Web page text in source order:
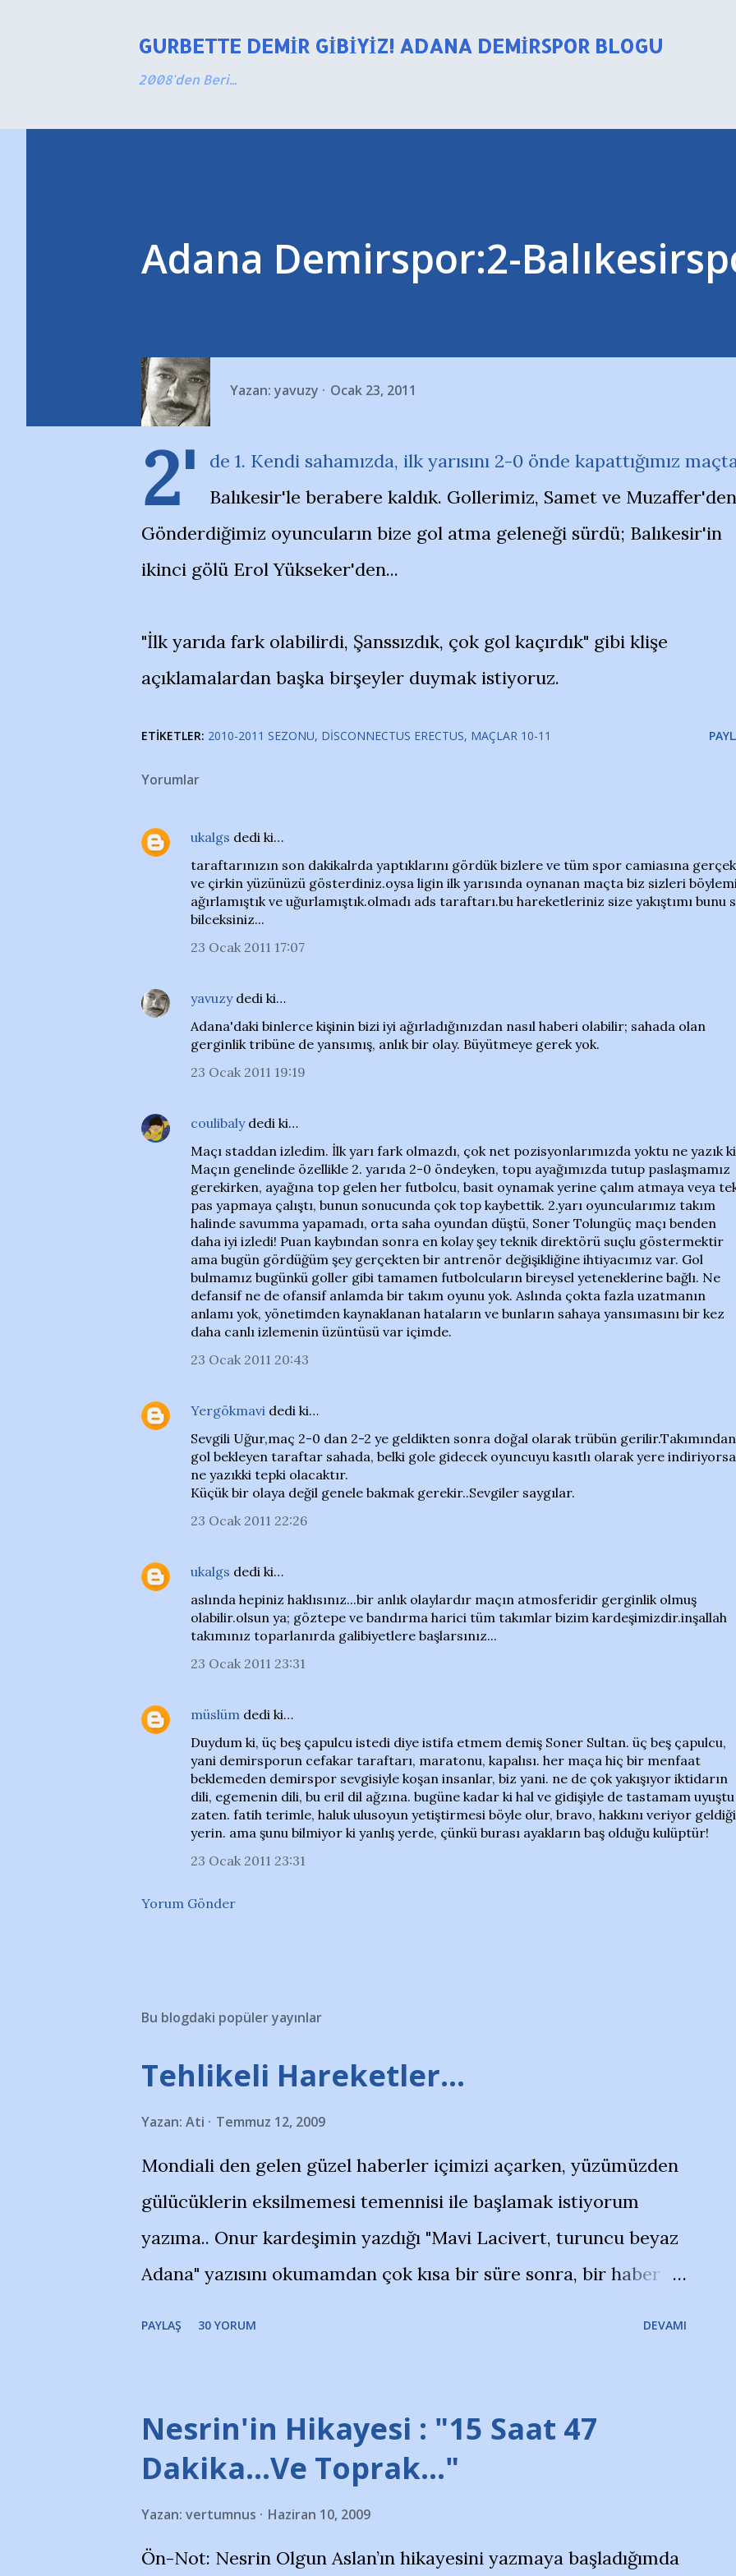
GURBETTE DEMIR GIBIYIZ! ADANA DEMIRSPOR BLOGU
2008'den Beri...
Adana Demirspor:2-
Yazan: yavuzy Ocak 23, 2011
2'
de 1. Kendi sahamızda, ilk yarısını 2-0 önde kapattığımız
Balıkesir'le berabere kaldık. Gollerimiz, Samet ve
Gönderdiğimiz oyuncuların bize gol atma geleneği sürdü; Balıkesir'in
ikinci gölü Erol Yükseker'den...
"İlk yarıda fark olabilirdi, Şanssızdık, çok gol kaçırdık" gibi klişe
açıklamalardan başka birşeyler duymak istiyoruz.
ETIKETLER: 2010-2011 SEZONU DISCONNECTUS ERECTUS MAÇLAR 10-11
Yorumlar
ukalgs dedi ki…
taraftarınızın son dakikalrda yaptıklarını gördük bizlere ve tüm spor camiasına gerçek
ve çirkin yüzünüzü gösterdiniz.oysa ligin ilk yarısında oynanan maçta biz sizleri
ağırlamıştık ve uğurlamıştık.olmadı ads taraftarı.bu hareketleriniz size yakıştımı bunu
bilceksiniz...
23 Ocak 2011 17:07
yavuzydedi ki…
Adana'daki binlerce kişinin bizi iyi ağırladığınızdan nasıl haberi olabilir; sahada olan
gerginlik tribüne de yansımış, anlık bir olay. Büyütmeye gerek yok.
23 Ocak 2011 19:19
coulibalydedi ki…
Maçı staddan izledim. İlk yarı fark olmazdı, çok net pozisyonlarımızda yoktu ne yazık
Maçın genelinde özellikle 2. yarıda 2-0 öndeyken, topu ayağımızda tutup paslaşmamız
gerekirken, ayağına top gelen her futbolcu, basit oynamak yerine çalım atmaya veya
pas yapmaya çalıştı, bunun sonucunda çok top kaybettik. 2.yarı oyuncularımız takım
halinde savumma yapamadı, orta saha oyundan düştü, Soner Tolungüç maçı benden
daha iyi izledi! Puan kaybından sonra en kolay şey teknik direktörü suçlu göstermektir
ama bugün gördüğüm şey gerçekten bir antrenör değişikliğine ihtiyacımız var. Gol
bulmamız bugünkü goller gibi tamamen futbolcuların bireysel yeteneklerine bağlı. Ne
defansif ne de ofansif anlamda bir takım oyunu yok. Aslında çokta fazla uzatmanın
anlamı yok, yönetimden kaynaklanan hataların ve bunların sahaya yansımasını bir kez
daha canlı izlemenin üzüntüsü var içimde.
23 Ocak 2011 20:43
Yergökmavi dedi ki…
Sevgili Uğur,maç 2-0 dan 2-2 ye geldikten sonra doğal olarak trübün gerilir.Takımından
gol bekleyen taraftar sahada, belki gole gidecek oyuncuyu kasıtlı olarak yere indiriyorsa
ne yazıkki tepki olacaktır.
Küçük bir olaya değil genele bakmak gerekir..Sevgiler saygılar.
23 Ocak 2011 22:26
ukalgs dedi ki…
aslında hepiniz haklısınız...bir anlık olaylardır maçın atmosferidir gerginlik olmuş
olabilir.olsun ya; göztepe ve bandırma harici tüm takımlar bizim kardeşimizdir.inşallah
takımınız toparlanırda galibiyetlere başlarsınız...
23 Ocak 2011 23:31
müslüm dedi ki…
Duydum ki, üç beş çapulcu istedi diye istifa etmem demiş Soner Sultan. üç beş çapulcu,
yani demirsporun cefakar taraftarı, maratonu, kapalısı. her maça hiç bir menfaat
beklemeden demirspor sevgisiyle koşan insanlar, biz yani. ne de çok yakışıyor iktidarın
dili, egemenin dili, bu eril dil ağzına. bugüne kadar ki hal ve gidişiyle de tastamam uyuştu
zaten. fatih terimle, haluk ulusoyun yetiştirmesi böyle olur, bravo, hakkını veriyor geldiği
yerin. ama şunu bilmiyor ki yanlış yerde, çünkü burası ayakların baş olduğu kulüptür!
23 Ocak 2011 23:31
Yorum Gönder
Bu blogdaki popüler yayınlar
Tehlikeli Hareketler...
Yazan: Ati Temmuz 12, 2009
Mondiali den gelen güzel haberler içimizi açarken, yüzümüzden
gülücüklerin eksilmemesi temennisi ile başlamak istiyorum
yazıma.. Onur kardeşimin yazdığı "Mavi Lacivert, turuncu beyaz
Adana" yazısını okumamdan çok kısa bir süre sonra, bir haber
stadı önünde yaklaşık 200 taraftarın toplanarak İstanbul
takımlarının Futbol okullarını ve ürünlerini Bursa şehrinde
görmek istemediklerini bir protesto eylemiyle açıkladıklarını
bildiriyordu.. Bu grup adına açıklama yapan şahsı muhterem(!)
''Açık ve net olarak söylüyoruz. Bu son uyarımızdır. Bunun
PAYLAŞ 30 YORUM DEVAMI
Nesrin'in Hikayesi : "15 Saat 47
Dakika…Ve Toprak…"
Yazan: vertumnus Haziran 10, 2009
Ön-Not: Nesrin Olgun Aslan’ın hikayesini yazmaya başladığımda